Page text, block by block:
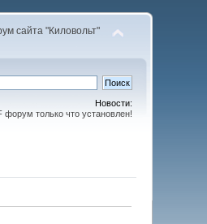
сайта "Киловольт"
Новости:
форум только что установлен!